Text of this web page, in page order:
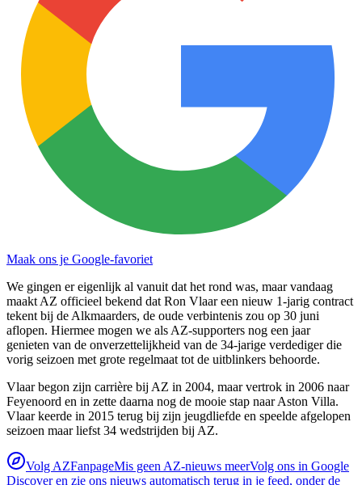
Maak ons je Google-favoriet
We gingen er eigenlijk al vanuit dat het rond was, maar vandaag
maakt AZ officieel bekend dat Ron Vlaar een nieuw 1-jarig contract
tekent bij de Alkmaarders, de oude verbintenis zou op 30 juni
aflopen. Hiermee mogen we als AZ-supporters nog een jaar
genieten van de onverzettelijkheid van de 34-jarige verdediger die
vorig seizoen met grote regelmaat tot de uitblinkers behoorde.
Vlaar begon zijn carrière bij AZ in 2004, maar vertrok in 2006 naar
Feyenoord en in zette daarna nog de mooie stap naar Aston Villa.
Vlaar keerde in 2015 terug bij zijn jeugdliefde en speelde afgelopen
seizoen maar liefst 34 wedstrijden bij AZ.
Volg AZFanpageMis geen AZ-nieuws meerVolg ons in Google
Discover en zie ons nieuws automatisch terug in je feed, onder de